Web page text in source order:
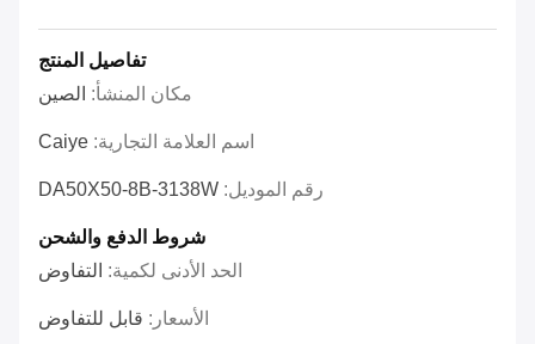
تفاصيل المنتج
مكان المنشأ: الصين
اسم العلامة التجارية: Caiye
رقم الموديل: DA50X50-8B-3138W
شروط الدفع والشحن
الحد الأدنى لكمية: التفاوض
الأسعار: قابل للتفاوض